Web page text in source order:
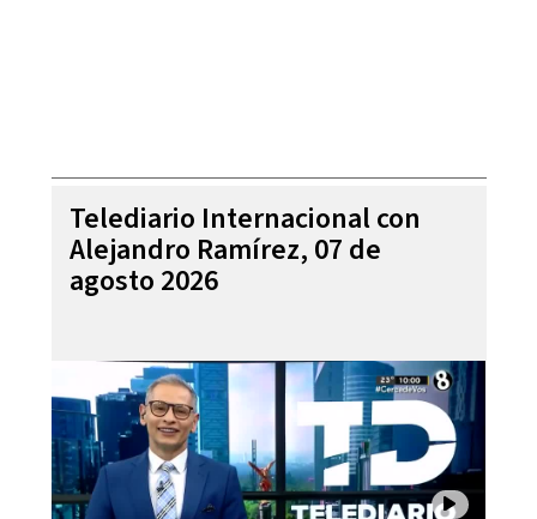
Telediario Internacional con
Alejandro Ramírez, 07 de
agosto 2026